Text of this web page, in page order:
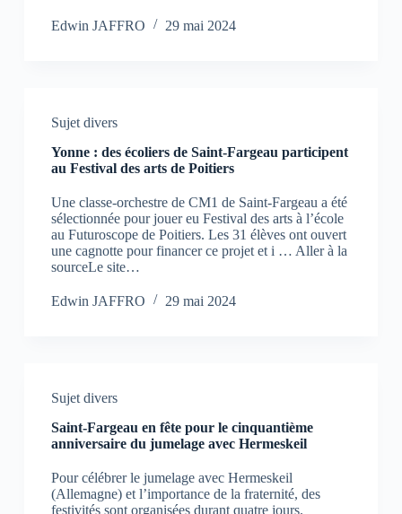
Edwin JAFFRO 29 mai 2024
Sujet divers
Yonne : des écoliers de Saint-Fargeau participent
au Festival des arts de Poitiers
Une classe-orchestre de CM1 de Saint-Fargeau a été
sélectionnée pour jouer eu Festival des arts à l’école
au Futuroscope de Poitiers. Les 31 élèves ont ouvert
une cagnotte pour financer ce projet et i … Aller à la
sourceLe site…
Edwin JAFFRO 29 mai 2024
Sujet divers
Saint-Fargeau en fête pour le cinquantième
anniversaire du jumelage avec Hermeskeil
Pour célébrer le jumelage avec Hermeskeil
(Allemagne) et l’importance de la fraternité, des
festivités sont organisées durant quatre jours.